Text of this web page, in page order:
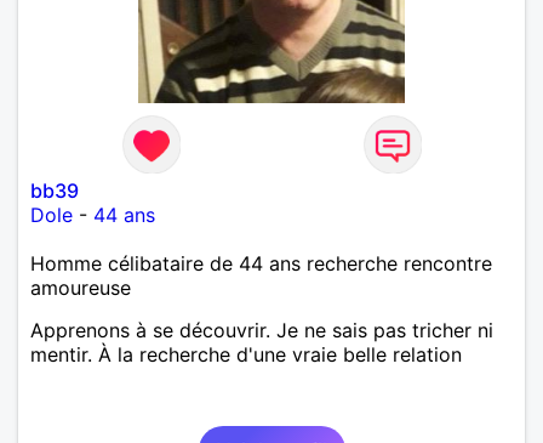
bb39
Dole - 44 ans
Homme célibataire de 44 ans recherche rencontre
amoureuse
Apprenons à se découvrir. Je ne sais pas tricher ni
mentir. À la recherche d'une vraie belle relation